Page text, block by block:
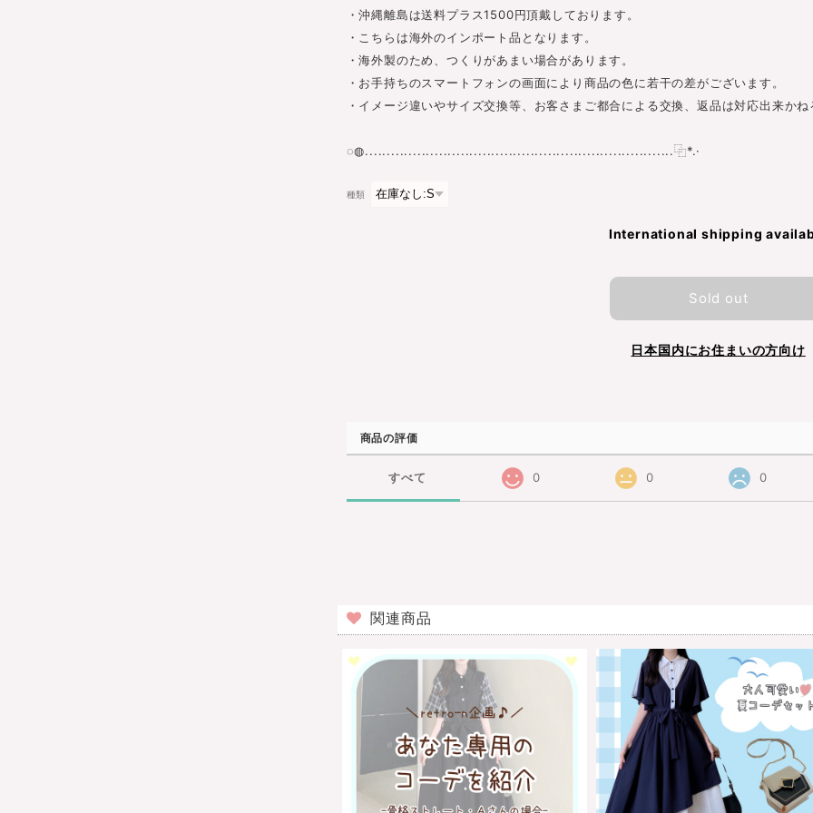
・沖縄離島は送料プラス1500円頂戴しております。
・こちらは海外のインポート品となります。
・海外製のため、つくりがあまい場合があります。
・お手持ちのスマートフォンの画面により商品の色に若干の差がございます。
・イメージ違いやサイズ交換等、お客さまご都合による交換、返品は対応出来かね
◌◍.......................................................................⿻*.·
種類
International shipping
Sold out
日本国内にお住まいの方向け
商品の評価
すべて 0 0 0
関連商品